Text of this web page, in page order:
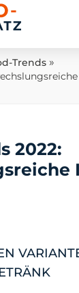
Trends »
2022: